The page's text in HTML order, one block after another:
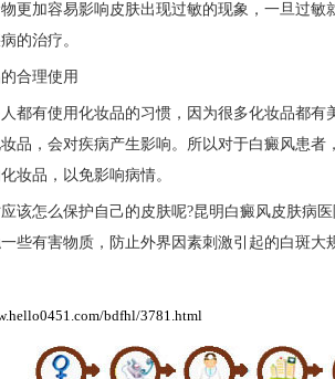
更加容易影响皮肤出现过敏的现象，一旦过敏
的治疗。
合理使用
有使用化妆品的习惯，因为很多化妆品都有
品，会对疾病产生影响。所以对于白癜风患者
妆品，以免影响病情。
怎么保护自己的皮肤呢?昆明白癜风皮肤病医
些有害物质，防止外界因素刺激引起的白斑大
bdfhl/3781.html